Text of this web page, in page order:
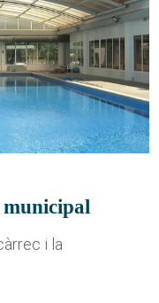
municipal
i la